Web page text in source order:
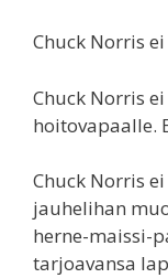
Chuck Norris
Chuck Norris
hoitovapaalle.
Chuck Norris
jauhelihan
herne-maissi-
tarjoavansa